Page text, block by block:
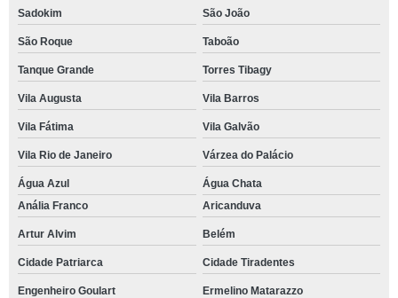
Sadokim São João
São Roque Taboão
Tanque Grande Torres Tibagy
Vila Augusta Vila Barros
Vila Fátima Vila Galvão
Vila Rio de Janeiro Várzea do Palácio
Água Azul
Água Chata
Anália Franco
Aricanduva
Artur Alvim Belém
Cidade Patriarca Cidade Tiradentes
Engenheiro Goulart Ermelino Matarazzo